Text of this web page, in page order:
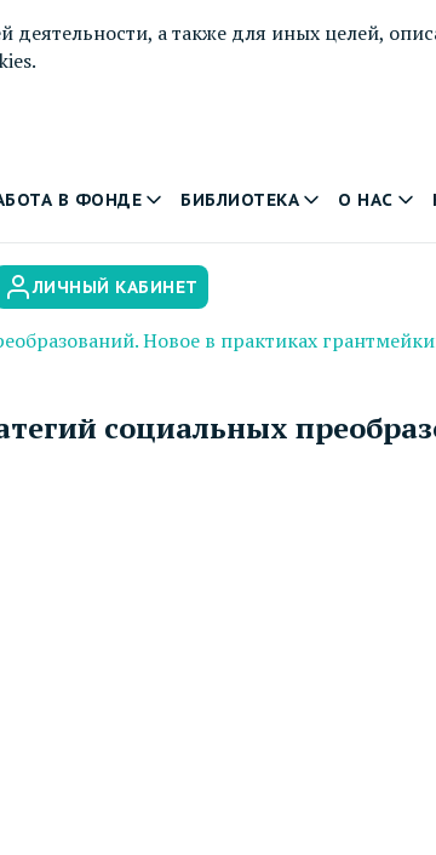
а также для иных целей,
В ФОНДЕ БИБЛИОТЕКА О НАС
ЛИЧНЫЙ КАБИНЕТ
Новое в практиках
социальных